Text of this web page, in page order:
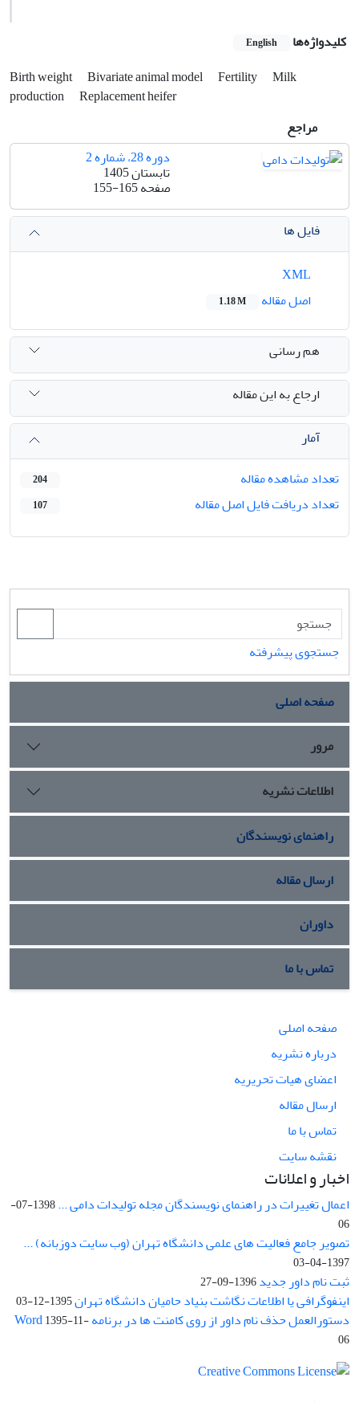
کلیدواژه‌ها English
Birth weight Bivariate animal model Fertility
Milk
production
Replacement heifer
مراجع
دوره 28، شماره 2
تابستان 1405
صفحه155-165
فایل ها
اصل مقاله
1.18 M
هم رسانی
ارجاع به این مقاله
آمار
تعداد مشاهده مقاله
204
تعداد دریافت فایل اصل مقاله 107
جستجوی پیشرفته
صفحه اصلی
مرور
اطلاعات نشریه
راهنمای نویسندگان
ارسال مقاله
داوران
تماس با ما
صفحه اصلی
درباره نشریه
اعضای هیات تحریریه
ارسال مقاله
تماس با ما
نقشه سایت
اخبار و اعلانات
اعمال تغییرات در راهنمای نویسندگان مجله تولیدات دامی ...
1398-07-
06
تصویر جامع فعالیت های علمی دانشگاه تهران (وب سایت دوزبانه) ...
1397-04-03
ثبت نام داور جدید1396-09-27
اینفوگرافی یا اطلاعات نگاشت بنیاد حامیان دانشگاه تهران1395-12-03
دستورالعمل حذف نام داور از روی کامنت ها در برنامه Word1395-11-
06